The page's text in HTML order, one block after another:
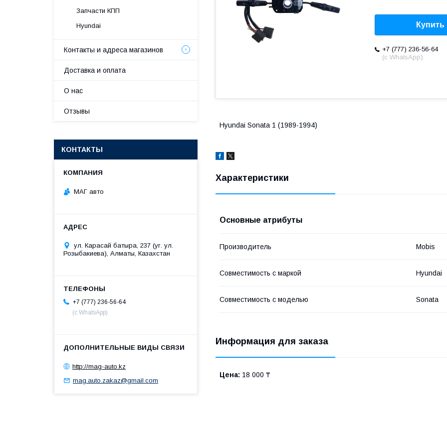
Купить
+7 (777) 236-56-64
(с WhatsApp)
Hyundai Sonata 1 (1989-1994)
Характеристики
Основные атрибуты
Производитель Mobis
Совместимость с маркой Hyundai
Совместимость с моделью Sonata
Информация для заказа
Цена: 18 000 ₸
Запчасти КПП
Hyundai
Контакты и адреса магазинов
Доставка и оплата
О нас
Отзывы
КОНТАКТЫ
МАГ авто
ул. Карасай батыра, 237 (уг. ул.
Розыбакиева), Алматы, Казахстан
+7 (777) 236-56-64
(с WhatsApp)
http://mag-auto.kz
mag.auto.zakaz@gmail.com